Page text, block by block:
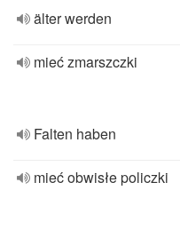
älter werden
mieć zmarszczki
Falten haben
mieć obwisłe policzki